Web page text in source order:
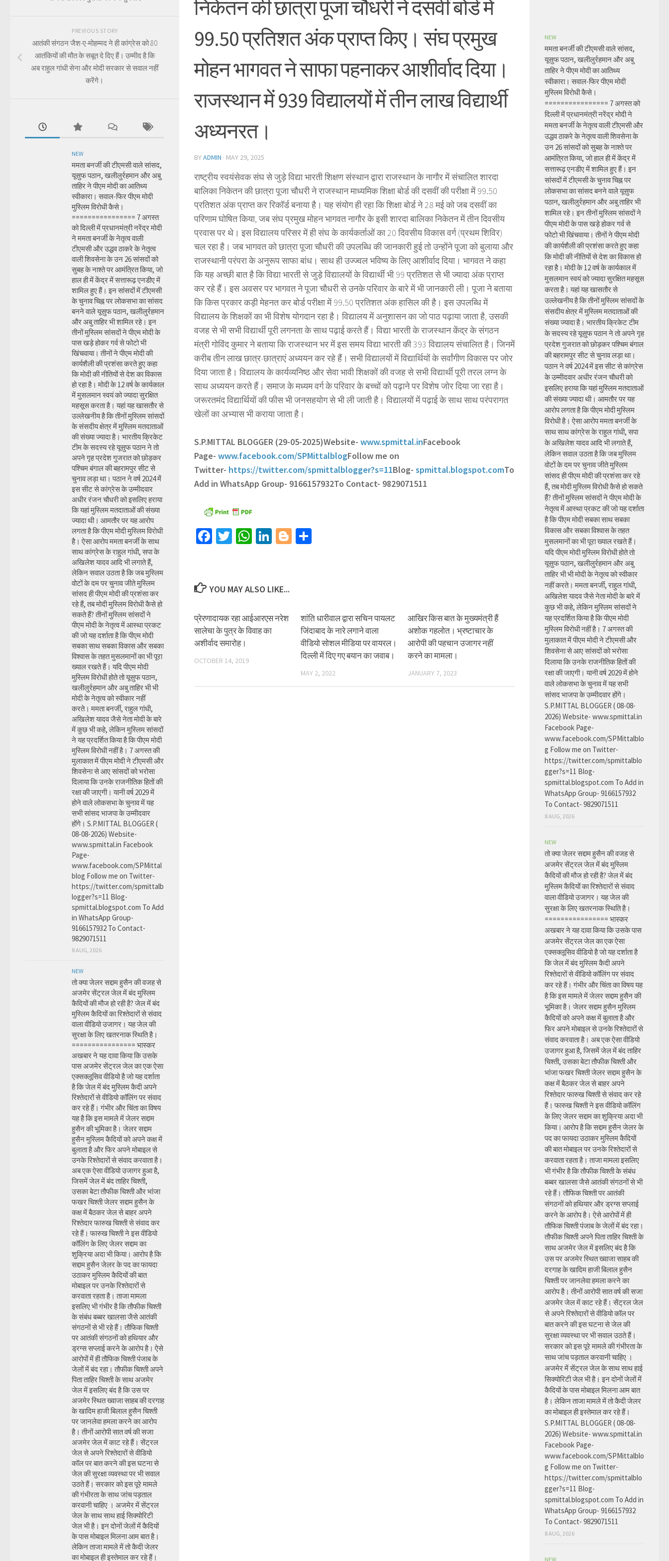
निकेतन की छात्रा पूजा चौधरी ने दसवीं बोर्ड में
99.50 प्रतिशत अंक प्राप्त किए। संघ प्रमुख
मोहन भागवत ने साफा पहनाकर आशीर्वाद दिया।
राजस्थान में 939 विद्यालयों में तीन लाख विद्यार्थी
अध्यनरत।
BYADMIN · MAY 29, 2025
राष्ट्रीय स्वयंसेवक संघ से जुड़े विद्या भारती शिक्षण संस्थान द्वारा राजस्थान के नागौर में संचालित शारदा
बालिका निकेतन की छात्रा पूजा चौधरी ने राजस्थान माध्यमिक शिक्षा बोर्ड की दसवीं की परीक्षा में 99.50
प्रतिशत अंक प्राप्त कर रिकॉर्ड बनाया है। यह संयोग ही रहा कि शिक्षा बोर्ड ने 28 मई को जब दसवीं का
परिणाम घोषित किया, जब संघ प्रमुख मोहन भागवत नागौर के इसी शारदा बालिका निकेतन में तीन दिवसीय
प्रवास पर थे। इस विद्यालय परिसर में ही संघ के कार्यकर्ताओं का 20 दिवसीय विकास वर्ग (प्रथम शिविर)
चल रहा है। जब भागवत को छात्रा पूजा चौधरी की उपलब्धि की जानकारी हुई तो उन्होंने पूजा को बुलाया और
राजस्थानी परंपरा के अनुरूप साफा बांध। साथ ही उज्ज्वल भविष्य के लिए आशीर्वाद दिया। भागवत ने कहा
कि यह अच्छी बात है कि विद्या भारती से जुड़े विद्यालयों के विद्यार्थी भी 99 प्रतिशत से भी ज्यादा अंक प्राप्त
कर रहे हैं। इस अवसर पर भागवत ने पूजा चौधरी से उनके परिवार के बारे में भी जानकारी ली। पूजा ने बताया
कि किस प्रकार कड़ी मेहनत कर बोर्ड परीक्षा में 99.50 प्रतिशत अंक हासिल की है। इस उपलब्धि में
विद्यालय के शिक्षकों का भी विशेष योगदान रहा है। विद्यालय में अनुशासन का जो पाठ पढ़ाया जाता है, उसकी
वजह से भी सभी विद्यार्थी पूरी लगनता के साथ पढ़ाई करते हैं। विद्या भारती के राजस्थान केंद्र के संगठन
मंत्री गोविंद कुमार ने बताया कि राजस्थान भर में इस समय विद्या भारती की 393 विद्यालय संचालित है। जिनमें
करीब तीन लाख छात्र-छात्राएं अध्ययन कर रहे हैं। सभी विद्यालयों में विद्यार्थियों के सर्वांगीण विकास पर जोर
दिया जाता है। विद्यालय के कार्यव्यनिष्ठ और सेवा भावी शिक्षकों की वजह से सभी विद्यार्थी पूरी तरल लग्न के
साथ अध्ययन करते हैं। समाज के मध्यम वर्ग के परिवार के बच्चों को पढ़ाने पर विशेष जोर दिया जा रहा है।
जरूरतमंद विद्यार्थियों की फीस भी जनसहयोग से भी ली जाती है। विद्यालयों में पढ़ाई के साथ साथ परंपरागत
खेलों का अभ्यास भी कराया जाता है।
S.P.MITTAL BLOGGER (29-05-2025)Website- www.spmittal.inFacebook
Page- www.facebook.com/SPMittalblogFollow me on
Twitter- https://twitter.com/spmittalblogger?s=11Blog- spmittal.blogspot.comTo
Add in WhatsApp Group- 9166157932To Contact- 9829071511
Facebook
TwitterWhatsApp
LinkedIn
Blogger
YOU MAY ALSO LIKE...
प्रेरणादायक रहा आईआरएस नरेश
सालेचा के पुत्र के विवाह का
अशीर्वाद समारोह।
OCTOBER 14, 2019
शांति धारीवाल द्वारा सचिन पायलट
जिंदाबाद के नारे लगाने वाला
वीडियो सोशल मीडिया पर वायरल।
दिल्ली में दिए गए बयान का जवाब।
MAY 2, 2022
आखिर किस बात के मुख्यमंत्री हैं
अशोक गहलोत। भ्रष्टाचार के
आरोपी की पहचान उजागर नहीं
करने का मामला।
JANUARY 7, 2023
PREVIOUS STORY
आतंकी संगठन जैश-ए-मोहम्मद ने ही कांग्रेस को 80
आतंकियों की मौत के सबूत दे दिए हैं। उम्मीद है कि
अब राहुल गांधी सेना और मोदी सरकार से सवाल नहीं
करेंगे।
NEW
ममता बनर्जी की टीएमसी वाले सांसद,
यूसुफ पठान, खलीलुर्रहमान और अबु
ताहिर ने पीएम मोदी का आतिथ्य
स्वीकारा। सवाल-फिर पीएम मोदी
मुस्लिम विरोधी कैसे।
================ 7 अगस्त
को दिल्ली में प्रधानमंत्री नरेंद्र मोदी
ने ममता बनर्जी के नेतृत्व वाली
टीएमसी और उद्धव ठाकरे के नेतृत्व
वाली शिवसेना के उन 26 सांसदों को
सुबह के नाश्ते पर आमंत्रित किया, जो
हाल ही में केंद्र में सत्तारूढ़ एनडीए में
शामिल हुए हैं। इन सांसदों में टीएमसी
के चुनाव चिह्न पर लोकसभा का सांसद
बनने वाले यूसुफ पठान, खलीलुर्रहमान
और अबु ताहिर भी शामिल रहे। इन
तीनों मुस्लिम सांसदों ने पीएम मोदी के
पास खड़े होकर गर्व से फोटो भी
खिंचवाया। तीनों ने पीएम मोदी की
कार्यशैली की प्रशंसा करते हुए कहा
कि मोदी की नीतियों से देश का विकास
हो रहा है। मोदी के 12 वर्ष के कार्यकाल
में मुसलमान स्वयं को ज्यादा सुरक्षित
महसूस करता है। यहां यह खासतौर से
उल्लेखनीय है कि तीनों मुस्लिम सांसदों
के संसदीय क्षेत्र में मुस्लिम मतदाताओं
की संख्या ज्यादा है। भारतीय क्रिकेट
टीम के सदस्य रहे यूसुफ पठान ने तो
अपने गृह प्रदेश गुजरात को छोड़कर
पश्चिम बंगाल की बहरामपुर सीट से
चुनाव लड़ा था। पठान ने वर्ष 2024 में
इस सीट से कांग्रेस के उम्मीदवार
अधीर रंजन चौधरी को इसलिए हराया
कि यहां मुस्लिम मतदाताओं की संख्या
ज्यादा थी। आमतौर पर यह आरोप
लगता है कि पीएम मोदी मुस्लिम विरोधी
है। ऐसा आरोप ममता बनर्जी के साथ
साथ कांग्रेस के राहुल गांधी, सपा के
अखिलेश यादव आदि भी लगाते हैं,
लेकिन सवाल उठता है कि जब मुस्लिम
वोटों के दम पर चुनाव जीते मुस्लिम
सांसद ही पीएम मोदी की प्रशंसा कर
रहे हैं, तब मोदी मुस्लिम विरोधी कैसे हो
सकते हैं? तीनों मुस्लिम सांसदों ने
पीएम मोदी के नेतृत्व में आस्था प्रकट
की जो यह दर्शाता है कि पीएम मोदी
सबका साथ सबका विकास और सबका
विश्वास के तहत मुसलमानों का भी पूरा
ख्याल रखते हैं। यदि पीएम मोदी
मुस्लिम विरोधी होते तो यूसुफ पठान,
खलीलुर्रहमान और अबु ताहिर भी भी
मोदी के नेतृत्व को स्वीकार नहीं
करते। ममता बनर्जी, राहुल गांधी,
अखिलेश यादव जैसे नेता मोदी के बारे
में कुछ भी कहे, लेकिन मुस्लिम सांसदों
ने यह प्रदर्शित किया है कि पीएम मोदी
मुस्लिम विरोधी नहीं है। 7 अगस्त की
मुलाकात में पीएम मोदी ने टीएमसी और
शिवसेना से आए सांसदों को भरोसा
दिलाया कि उनके राजनीतिक हितों की
रक्षा की जाएगी। यानी वर्ष 2029 में
होने वाले लोकसभा के चुनाव में यह
सभी सांसद भाजपा के उम्मीदवार
होंगे। S.P.MITTAL BLOGGER (
08-08-2026) Website-
www.spmittal.in Facebook
Page-
www.facebook.com/SPMittal
blog Follow me on Twitter-
https://twitter.com/spmittalb
logger?s=11 Blog-
spmittal.blogspot.com To Add
in WhatsApp Group-
9166157932 To Contact-
9829071511
8 AUG, 2026
NEW
तो क्या जेलर सद्दाम हुसैन की वजह से
अजमेर सेंट्रल जेल में बंद मुस्लिम
कैदियों की मौज हो रही है? जेल में बंद
मुस्लिम कैदियों का रिश्तेदारों से संवाद
वाला वीडियो उजागर। यह जेल की
सुरक्षा के लिए खतरनाक स्थिति है।
================ भास्कर
अखबार ने यह दावा किया कि उसके
पास अजमेर सेंट्रल जेल का एक ऐसा
एक्सक्लूसिव वीडियो है जो यह दर्शाता
है कि जेल में बंद मुस्लिम कैदी अपने
रिश्तेदारों से वीडियो कॉलिंग पर संवाद
कर रहे हैं। गंभीर और चिंता का विषय
यह है कि इस मामले में जेलर सद्दाम
हुसैन की भूमिका है। जेलर सद्दाम
हुसैन मुस्लिम कैदियों को अपने कक्ष में
बुलाता है और फिर अपने मोबाइल से
उनके रिश्तेदारों से संवाद करवाता है।
अब एक ऐसा वीडियो उजागर हुआ है,
जिसमें जेल में बंद ताहिर चिश्ती,
उसका बेटा तौफीक चिश्ती और भांजा
फखर चिश्ती जेलर सद्दाम हुसैन के
कक्ष में बैठकर जेल से बाहर अपने
रिश्तेदार फारुख चिश्ती से संवाद कर
रहे हैं। फारुख चिश्ती ने इस वीडियो
कॉलिंग के लिए जेलर सद्दाम का
शुक्रिया अदा भी किया। आरोप है कि
सद्दाम हुसैन जेलर के पद का फायदा
उठाकर मुस्लिम कैदियों की बात
मोबाइल पर उनके रिश्तेदारों से
करवाता रहता है। ताजा मामला
इसलिए भी गंभीर है कि तौफीक चिश्ती
के संबंध बब्बर खालसा जैसे आतंकी
संगठनों से भी रहे हैं। तौफिक चिश्ती
पर आतंकी संगठनों को हथियार और
ड्रग्स सप्लाई करने के आरोप है। ऐसे
आरोपों में ही तौफिक चिश्ती पंजाब के
जेलों में बंद रहा। तौफीक चिश्ती अपने
पिता ताहिर चिश्ती के साथ अजमेर
जेल में इसलिए बंद है कि उस पर
अजमेर स्थित ख्वाजा साहब की दरगाह
के खादिम हाजी बिलाल हुसैन चिश्ती
पर जानलेवा हमला करने का आरोप
है। तीनों आरोपी सात वर्ष की सजा
अजमेर जेल में काट रहे हैं। सेंट्रल
जेल से अपने रिश्तेदारों से वीडियो
कॉल पर बात करने की इस घटना से
जेल की सुरक्षा व्यवस्था पर भी सवाल
उठते हैं। सरकार को इस पूरे मामले
की गंभीरता के साथ जांच पड़ताल
करवानी चाहिए । अजमेर में सेंट्रल
जेल के साथ साथ हाई सिक्योरिटी
जेल भी है। इन दोनों जेलों में कैदियों
के पास मोबाइल मिलना आम बात है।
लेकिन ताजा मामले में तो कैदी जेलर
का मोबाइल ही इस्तेमाल कर रहे हैं।
NEW
ममता बनर्जी की टीएमसी वाले सांसद,
यूसुफ पठान, खलीलुर्रहमान और अबु
ताहिर ने पीएम मोदी का आतिथ्य
स्वीकारा। सवाल-फिर पीएम मोदी
मुस्लिम विरोधी कैसे।
================ 7 अगस्त को
दिल्ली में प्रधानमंत्री नरेंद्र मोदी ने
ममता बनर्जी के नेतृत्व वाली टीएमसी और
उद्धव ठाकरे के नेतृत्व वाली शिवसेना के
उन 26 सांसदों को सुबह के नाश्ते पर
आमंत्रित किया, जो हाल ही में केंद्र में
सत्तारूढ़ एनडीए में शामिल हुए हैं। इन
सांसदों में टीएमसी के चुनाव चिह्न पर
लोकसभा का सांसद बनने वाले यूसुफ
पठान, खलीलुर्रहमान और अबु ताहिर भी
शामिल रहे। इन तीनों मुस्लिम सांसदों ने
पीएम मोदी के पास खड़े होकर गर्व से
फोटो भी खिंचवाया। तीनों ने पीएम मोदी
की कार्यशैली की प्रशंसा करते हुए कहा
कि मोदी की नीतियों से देश का विकास हो
रहा है। मोदी के 12 वर्ष के कार्यकाल में
मुसलमान स्वयं को ज्यादा सुरक्षित महसूस
करता है। यहां यह खासतौर से
उल्लेखनीय है कि तीनों मुस्लिम सांसदों के
संसदीय क्षेत्र में मुस्लिम मतदाताओं की
संख्या ज्यादा है। भारतीय क्रिकेट टीम
के सदस्य रहे यूसुफ पठान ने तो अपने गृह
प्रदेश गुजरात को छोड़कर पश्चिम बंगाल
की बहरामपुर सीट से चुनाव लड़ा था।
पठान ने वर्ष 2024 में इस सीट से कांग्रेस
के उम्मीदवार अधीर रंजन चौधरी को
इसलिए हराया कि यहां मुस्लिम मतदाताओं
की संख्या ज्यादा थी। आमतौर पर यह
आरोप लगता है कि पीएम मोदी मुस्लिम
विरोधी है। ऐसा आरोप ममता बनर्जी के
साथ साथ कांग्रेस के राहुल गांधी, सपा
के अखिलेश यादव आदि भी लगाते हैं,
लेकिन सवाल उठता है कि जब मुस्लिम
वोटों के दम पर चुनाव जीते मुस्लिम
सांसद ही पीएम मोदी की प्रशंसा कर रहे
हैं, तब मोदी मुस्लिम विरोधी कैसे हो सकते
हैं? तीनों मुस्लिम सांसदों ने पीएम मोदी के
नेतृत्व में आस्था प्रकट की जो यह दर्शाता
है कि पीएम मोदी सबका साथ सबका
विकास और सबका विश्वास के तहत
मुसलमानों का भी पूरा ख्याल रखते हैं।
यदि पीएम मोदी मुस्लिम विरोधी होते तो
यूसुफ पठान, खलीलुर्रहमान और अबु
ताहिर भी भी मोदी के नेतृत्व को स्वीकार
नहीं करते। ममता बनर्जी, राहुल गांधी,
अखिलेश यादव जैसे नेता मोदी के बारे में
कुछ भी कहे, लेकिन मुस्लिम सांसदों ने
यह प्रदर्शित किया है कि पीएम मोदी
मुस्लिम विरोधी नहीं है। 7 अगस्त की
मुलाकात में पीएम मोदी ने टीएमसी और
शिवसेना से आए सांसदों को भरोसा
दिलाया कि उनके राजनीतिक हितों की
रक्षा की जाएगी। यानी वर्ष 2029 में होने
वाले लोकसभा के चुनाव में यह सभी
सांसद भाजपा के उम्मीदवार होंगे।
S.P.MITTAL BLOGGER ( 08-08-
2026) Website- www.spmittal.in
Facebook Page-
www.facebook.com/SPMittalblo
g Follow me on Twitter-
https://twitter.com/spmittalblo
gger?s=11 Blog-
spmittal.blogspot.com To Add in
WhatsApp Group- 9166157932
To Contact- 9829071511
8 AUG, 2026
NEW
तो क्या जेलर सद्दाम हुसैन की वजह से
अजमेर सेंट्रल जेल में बंद मुस्लिम
कैदियों की मौज हो रही है? जेल में बंद
मुस्लिम कैदियों का रिश्तेदारों से संवाद
वाला वीडियो उजागर। यह जेल की
सुरक्षा के लिए खतरनाक स्थिति है।
================ भास्कर
अखबार ने यह दावा किया कि उसके पास
अजमेर सेंट्रल जेल का एक ऐसा
एक्सक्लूसिव वीडियो है जो यह दर्शाता है
कि जेल में बंद मुस्लिम कैदी अपने
रिश्तेदारों से वीडियो कॉलिंग पर संवाद
कर रहे हैं। गंभीर और चिंता का विषय यह
है कि इस मामले में जेलर सद्दाम हुसैन की
भूमिका है। जेलर सद्दाम हुसैन मुस्लिम
कैदियों को अपने कक्ष में बुलाता है और
फिर अपने मोबाइल से उनके रिश्तेदारों से
संवाद करवाता है। अब एक ऐसा वीडियो
उजागर हुआ है, जिसमें जेल में बंद ताहिर
चिश्ती, उसका बेटा तौफीक चिश्ती और
भांजा फखर चिश्ती जेलर सद्दाम हुसैन के
कक्ष में बैठकर जेल से बाहर अपने
रिश्तेदार फारुख चिश्ती से संवाद कर रहे
हैं। फारुख चिश्ती ने इस वीडियो कॉलिंग
के लिए जेलर सद्दाम का शुक्रिया अदा भी
किया। आरोप है कि सद्दाम हुसैन जेलर के
पद का फायदा उठाकर मुस्लिम कैदियों
की बात मोबाइल पर उनके रिश्तेदारों से
करवाता रहता है। ताजा मामला इसलिए
भी गंभीर है कि तौफीक चिश्ती के संबंध
बब्बर खालसा जैसे आतंकी संगठनों से भी
रहे हैं। तौफिक चिश्ती पर आतंकी
संगठनों को हथियार और ड्रग्स सप्लाई
करने के आरोप है। ऐसे आरोपों में ही
तौफिक चिश्ती पंजाब के जेलों में बंद रहा।
तौफीक चिश्ती अपने पिता ताहिर चिश्ती के
साथ अजमेर जेल में इसलिए बंद है कि
उस पर अजमेर स्थित ख्वाजा साहब की
दरगाह के खादिम हाजी बिलाल हुसैन
चिश्ती पर जानलेवा हमला करने का
आरोप है। तीनों आरोपी सात वर्ष की सजा
अजमेर जेल में काट रहे हैं। सेंट्रल जेल
से अपने रिश्तेदारों से वीडियो कॉल पर
बात करने की इस घटना से जेल की
सुरक्षा व्यवस्था पर भी सवाल उठते हैं।
सरकार को इस पूरे मामले की गंभीरता के
साथ जांच पड़ताल करवानी चाहिए ।
अजमेर में सेंट्रल जेल के साथ साथ हाई
सिक्योरिटी जेल भी है। इन दोनों जेलों में
कैदियों के पास मोबाइल मिलना आम बात
है। लेकिन ताजा मामले में तो कैदी जेलर
का मोबाइल ही इस्तेमाल कर रहे हैं।
S.P.MITTAL BLOGGER ( 08-08-
2026) Website- www.spmittal.in
Facebook Page-
www.facebook.com/SPMittalblo
g Follow me on Twitter-
https://twitter.com/spmittalblo
gger?s=11 Blog-
spmittal.blogspot.com To Add in
WhatsApp Group- 9166157932
To Contact- 9829071511
8 AUG, 2026
NEW